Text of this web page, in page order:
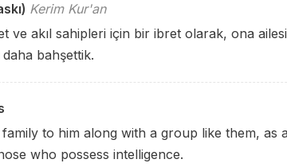
Kerim Kur'an
ve akıl sahipleri için bir ibret olarak, ona
bahşettik.
to him along with a group like them, as
who possess intelligence.